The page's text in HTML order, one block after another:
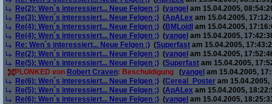
Re(2): Wen´s interessiert... Neue Felgen ;) (yangel am 15.04.2005,
Re(3): Wen´s interessiert... Neue Felgen ;) (ApALex am 15.04.2005,
Re(4): Wen´s interessiert... Neue Felgen ;) (BMLoidl am 15.04.2005,
Re(4): Wen´s interessiert... Neue Felgen ;) (yangel am 15.04.2005,
Re: Wen´s interessiert... Neue Felgen ;) (Superfast am 15.04.2005,
Re(2): Wen´s interessiert... Neue Felgen ;) (yangel am 15.04.2005,
Re(5): Wen´s interessiert... Neue Felgen ;) (Superfast am 15.04.2005,
PLONKED von Robert Craven: Beschuldigung (yangel am 15.04.2005,
Re(6): Wen´s interessiert... Neue Felgen ;) (Cereal_Poster am 15.04.2005,
Re(5): Wen´s interessiert... Neue Felgen ;) (ApALex am 15.04.2005,
Re(6): Wen´s interessiert... Neue Felgen ;) (yangel am 15.04.2005,